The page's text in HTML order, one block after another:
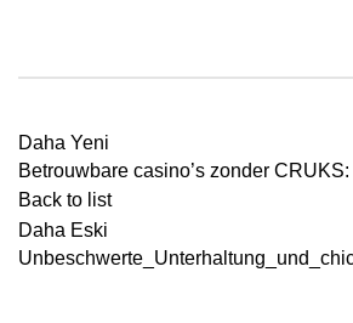
Daha Yeni
Betrouwbare casino’s zonder
Back to list
Daha Eski